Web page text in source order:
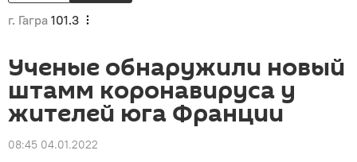
г. Гагра 101.3
Ученые обнаружили новый
штамм коронавируса у
жителей юга Франции
08:45 04.01.2022